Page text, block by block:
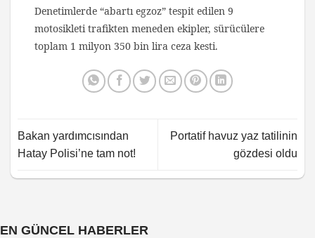
Denetimlerde “abartı egzoz” tespit edilen 9
motosikleti trafikten meneden ekipler, sürücülere
toplam 1 milyon 350 bin lira ceza kesti.
Bakan yardımcısından
Hatay Polisi’ne tam not!
Portatif havuz yaz tatilinin
gözdesi oldu
EN GÜNCEL HABERLER